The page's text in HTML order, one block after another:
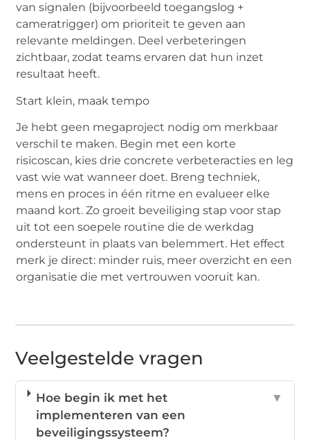
van signalen (bijvoorbeeld toegangslog +
cameratrigger) om prioriteit te geven aan
relevante meldingen. Deel verbeteringen
zichtbaar, zodat teams ervaren dat hun inzet
resultaat heeft.
Start klein, maak tempo
Je hebt geen megaproject nodig om merkbaar
verschil te maken. Begin met een korte
risicoscan, kies drie concrete verbeteracties en leg
vast wie wat wanneer doet. Breng techniek,
mens en proces in één ritme en evalueer elke
maand kort. Zo groeit beveiliging stap voor stap
uit tot een soepele routine die de werkdag
ondersteunt in plaats van belemmert. Het effect
merk je direct: minder ruis, meer overzicht en een
organisatie die met vertrouwen vooruit kan.
Veelgestelde vragen
Hoe begin ik met het
implementeren van een
beveiligingssysteem?
▼